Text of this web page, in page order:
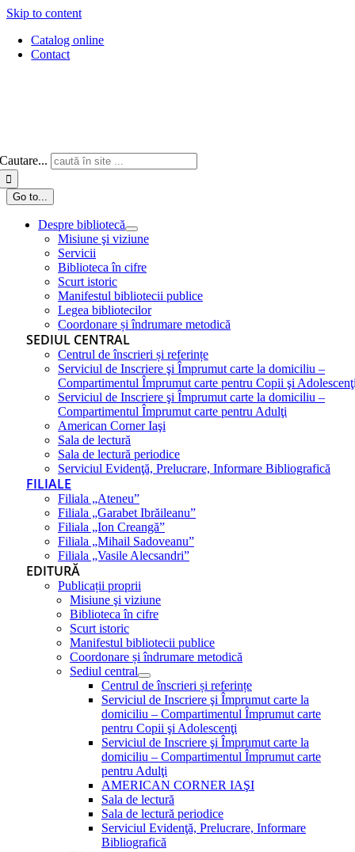
Skip to content
Catalog online
Contact
Cautare...
Go to...
Despre bibliotecă
Misiune şi viziune
Servicii
Biblioteca în cifre
Scurt istoric
Manifestul bibliotecii publice
Legea bibliotecilor
Coordonare și îndrumare metodică
SEDIUL CENTRAL
Centrul de înscrieri și referințe
Serviciul de Inscriere şi Împrumut carte la domiciliu –
Compartimentul Împrumut carte pentru Copii şi
Serviciul de Inscriere şi Împrumut carte la domiciliu –
Compartimentul Împrumut carte pentru Adulţi
American Corner Iaşi
Sala de lectură
Sala de lectură periodice
Serviciul Evidenţă, Prelucrare, Informare Bibliografică
FILIALE
Filiala „Ateneu”
Filiala „Garabet Ibrăileanu”
Filiala „Ion Creangă”
Filiala „Mihail Sadoveanu”
Filiala „Vasile Alecsandri”
EDITURĂ
Publicații proprii
Misiune şi viziune
Biblioteca în cifre
Scurt istoric
Manifestul bibliotecii publice
Coordonare și îndrumare metodică
Sediul central
Centrul de înscrieri și referințe
Serviciul de Inscriere şi Împrumut carte la
domiciliu – Compartimentul Împrumut carte
pentru Copii şi Adolescenţi
Serviciul de Inscriere şi Împrumut carte la
domiciliu – Compartimentul Împrumut carte
pentru Adulţi
AMERICAN CORNER IAŞI
Sala de lectură
Sala de lectură periodice
Serviciul Evidenţă, Prelucrare, Informare
Bibliografică